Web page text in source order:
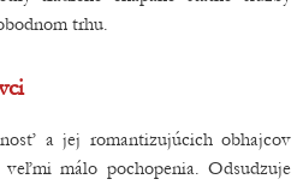
trhu.
a jej romantizujúcich obhajcov
veľmi málo pochopenia. Odsudzuje